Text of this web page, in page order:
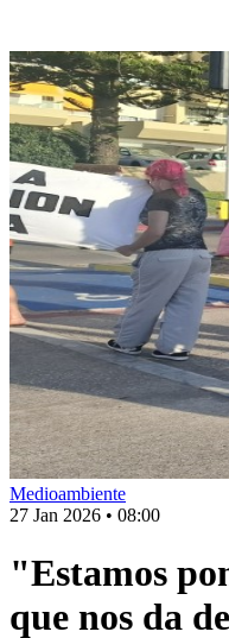
Medioambiente
27 Jan 2026 • 08:00
"Estamos
que nos da